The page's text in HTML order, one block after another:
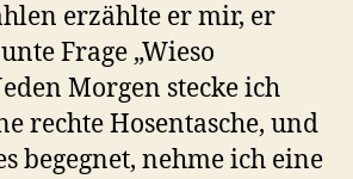
erzählte er mir, er
Frage „Wieso
Morgen stecke ich
rechte Hosentasche, und
begegnet, nehme ich eine